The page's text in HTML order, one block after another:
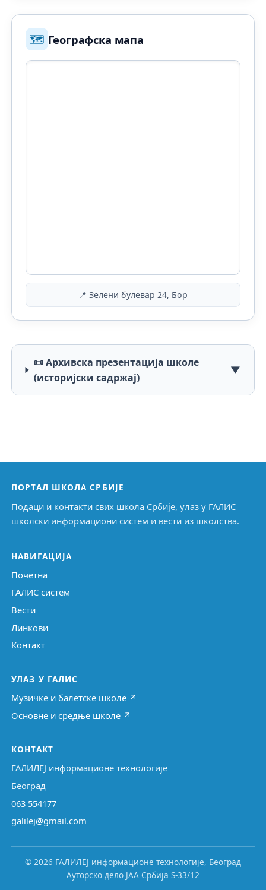
🗺️ Географска мапа
📍 Зелени булевар 24, Бор
📜 Архивска презентација школе
(историјски садржај)
▼
ПОРТАЛ ШКОЛА СРБИЈЕ
Подаци и контакти свих школа Србије, улаз у ГАЛИС
школски информациони систем и вести из школства.
НАВИГАЦИЈА
Почетна
ГАЛИС систем
Вести
Линкови
Контакт
УЛАЗ У ГАЛИС
Музичке и балетске школе ↗
Основне и средње школе ↗
КОНТАКТ
ГАЛИЛЕЈ информационе технологије
Београд
063 554177
galilej@gmail.com
© 2026 ГАЛИЛЕЈ информационе технологије, Београд
Ауторско дело ЈАА Србија S-33/12